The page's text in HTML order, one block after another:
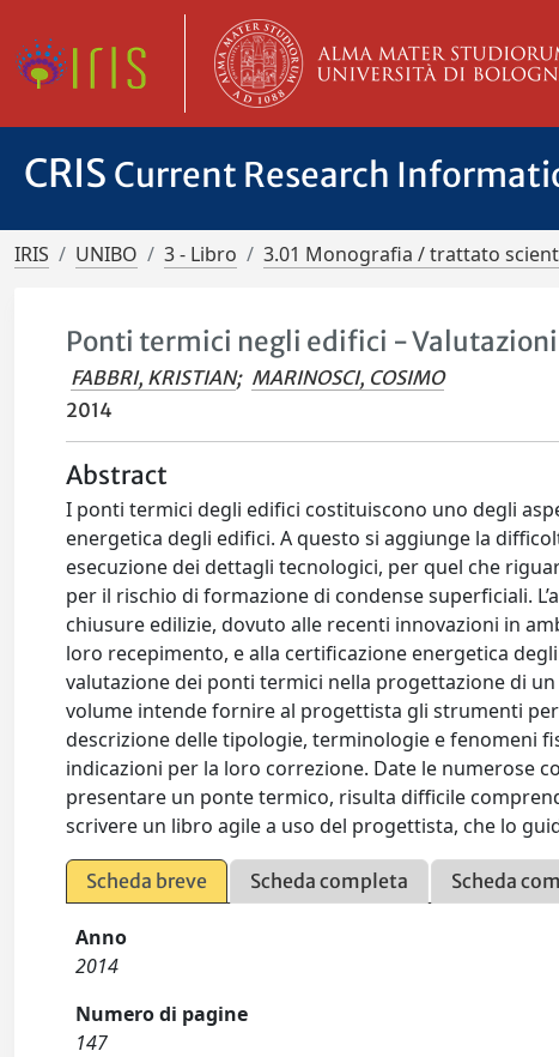
CRIS Current Research
IRIS UNIBO 3 - Libro 3.01 Monografia / trattato
Ponti termici negli edifici -
FABBRI, KRISTIAN; MARINOSCI, COSIMO
2014
Abstract
I ponti termici degli edifici costituiscono uno degli
energetica degli edifici. A questo si aggiunge la
esecuzione dei dettagli tecnologici, per quel che
per il rischio di formazione di condense superficiali.
chiusure edilizie, dovuto alle recenti innovazioni in
loro recepimento, e alla certificazione energetica
valutazione dei ponti termici nella progettazione di
volume intende fornire al progettista gli strumenti
descrizione delle tipologie, terminologie e fenomeni
indicazioni per la loro correzione. Date le numerose
presentare un ponte termico, risulta difficile
scrivere un libro agile a uso del progettista, che lo
Scheda breve Scheda completa Scheda
Anno
2014
Numero di pagine
147